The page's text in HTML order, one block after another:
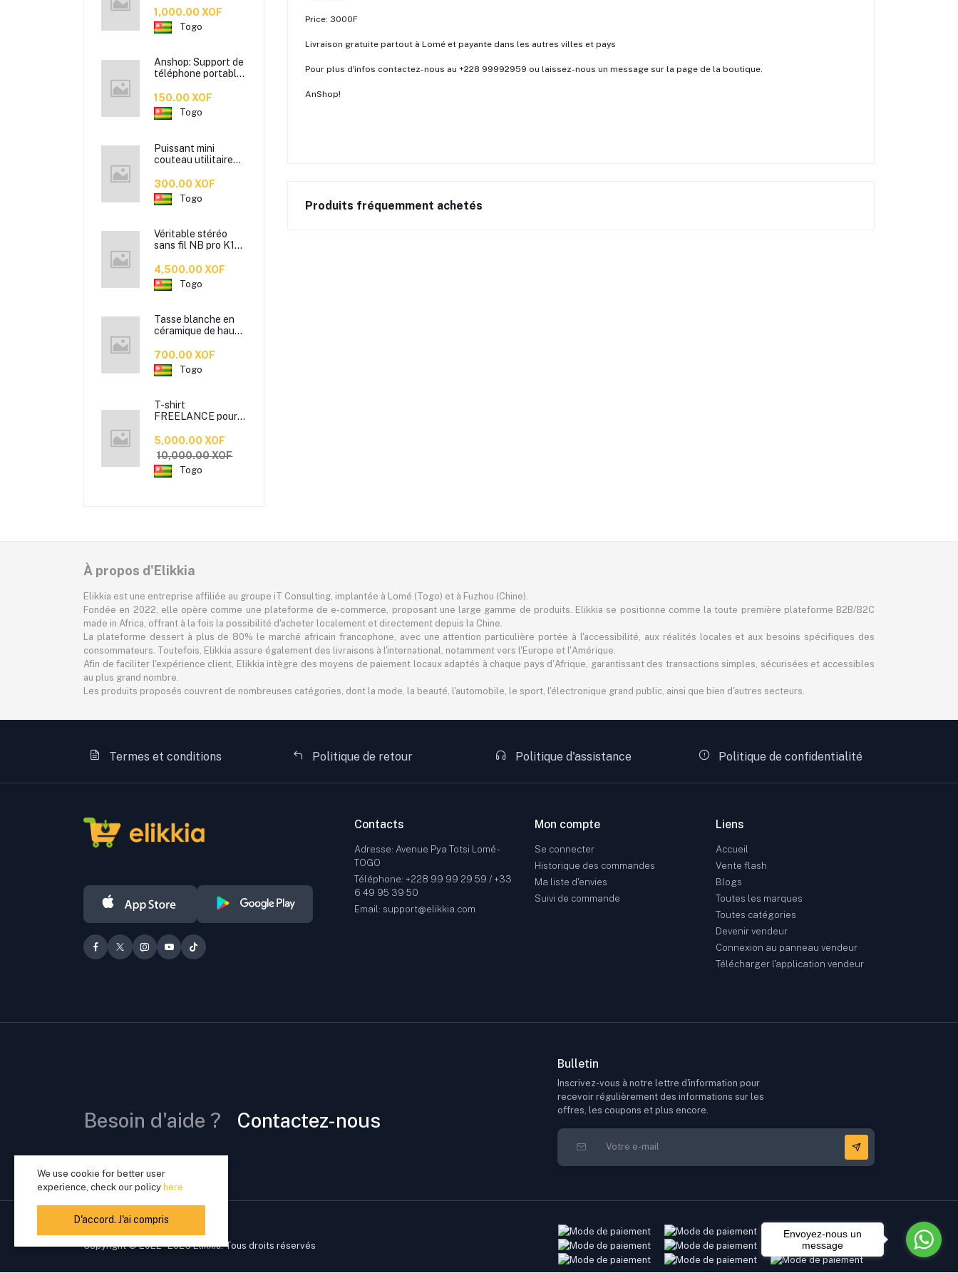
col V et col ronds -
T-Shirt slim bonne
qualité
1,000.00 XOF
Togo
Anshop: Support de
téléphone portable
portable
150.00 XOF
Togo
Puissant mini
couteau utilitaire
courriers et cartons
- Petite lame
portable prêt à
portable disponible
en plusieurs
couleurs
300.00 XOF
Togo
Véritable stéréo
sans fil NB pro K11 -
qualité - Ecouteurs
sans fil
4,500.00 XOF
Togo
Tasse blanche en
céramique de haute
poigne solide et un
bon maintient dans
la main pour boire
700.00 XOF
Togo
T-shirt
FREELANCE pour
femmes - Habit de
tendance made by
Jules Beco
disponible en 3
5,000.00 XOF
10,000.00 XOF
Togo
Price: 3000F
Livraison gratuite partout à Lomé et payante dans les autres villes et pays
Pour plus d'infos contactez-nous au +228 99992959 ou laissez-nous un message sur la page de la boutique.
AnShop!
Produits fréquemment achetés
3,000.00 XOF Ajouter au panier
À propos d'Elikkia
Elikkia est une entreprise affiliée au groupe iT Consulting, implantée à Lomé (Togo) et à Fuzhou (Chine).
Fondée en 2022, elle opère comme une plateforme de e-commerce, proposant une large gamme de produits. Elikkia se positionne comme la toute première plateforme B2B/B2C
made in Africa, offrant à la fois la possibilité d'acheter localement et directement depuis la Chine.
La plateforme dessert à plus de 80% le marché africain francophone, avec une attention particulière portée à l'accessibilité, aux réalités locales et aux besoins spécifiques des
consommateurs. Toutefois, Elikkia assure également des livraisons à l'international, notamment vers l'Europe et l'Amérique.
Afin de faciliter l'expérience client, Elikkia intègre des moyens de paiement locaux adaptés à chaque pays d'Afrique, garantissant des transactions simples, sécurisées et accessibles
au plus grand nombre.
Les produits proposés couvrent de nombreuses catégories, dont la mode, la beauté, l'automobile, le sport, l'électronique grand public, ainsi que bien d'autres secteurs.
Termes et conditions Politique de retour Politique d'assistance Politique de confidentialité
Contacts
Adresse: Avenue Pya Totsi Lomé -
TOGO
Téléphone: +228 99 99 29 59 / +33
6 49 95 39 50
Email: support@elikkia.com
Mon compte
Se connecter
Historique des commandes
Ma liste d'envies
Suivi de commande
Liens
Accueil
Vente flash
Blogs
Toutes les marques
Toutes catégories
Devenir vendeur
Connexion au panneau vendeur
Télécharger l'application vendeur
Besoin d'aide ? Contactez-nous
Bulletin
Inscrivez-vous à notre lettre d'information pour
recevoir régulièrement des informations sur les
offres, les coupons et plus encore.
Copyright © 2022 - 2026 Elikkia. Tous droits réservés
We use cookie for better user
experience, check our policy here
D'accord. J'ai compris
Envoyez-nous un
message